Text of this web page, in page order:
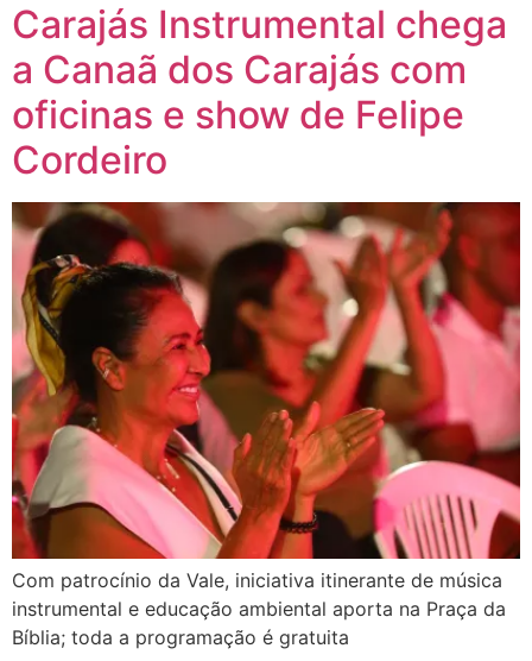
Carajás Instrumental chega
a Canaã dos Carajás com
oficinas e show de Felipe
Cordeiro
Com patrocínio da Vale, iniciativa itinerante de música
instrumental e educação ambiental aporta na Praça da
Bíblia; toda a programação é gratuita